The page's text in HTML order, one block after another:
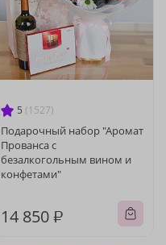
5 (1527)
Подарочный набор "Аромат
Прованса с
безалкогольным вином и
конфетами"
14 850 ₽